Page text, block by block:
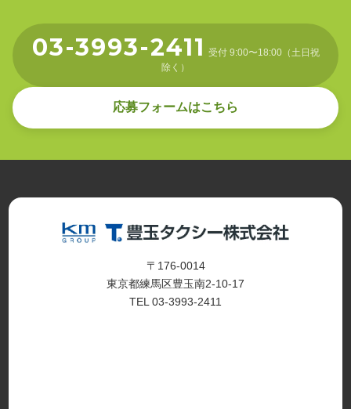
03-3993-2411 受付 9:00〜18:00（土日祝
除く）
応募フォームはこちら
〒176-0014
東京都練馬区豊玉南2-10-17
TEL 03-3993-2411